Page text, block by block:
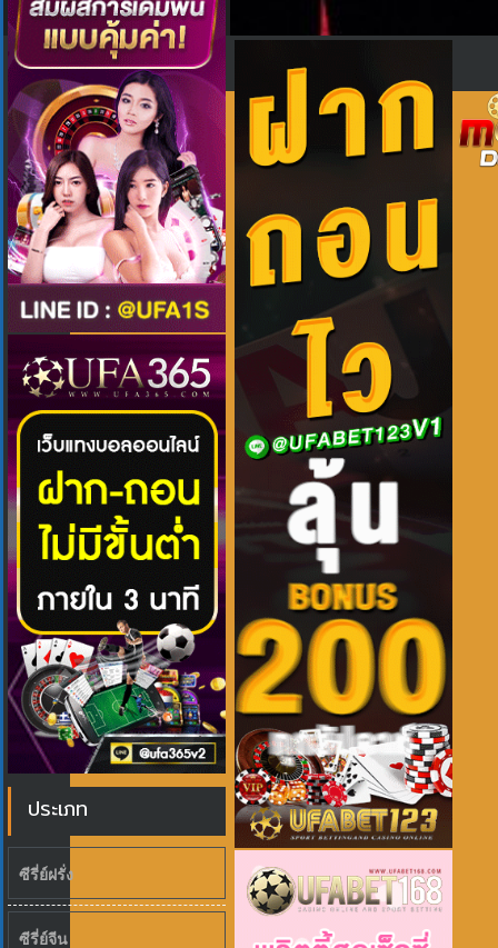
ประเภท
ซีรี่ย์ฝรั่ง
ซีรี่ย์จีน